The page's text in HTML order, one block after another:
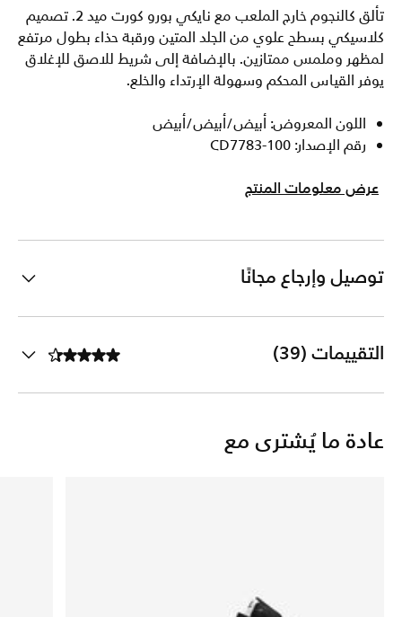
تألق كالنجوم خارج الملعب مع نايكي بورو كورت ميد 2. تصميم
كلاسيكي بسطح علوي من الجلد المتين ورقبة حذاء بطول مرتفع
لمظهر وملمس ممتازين. بالإضافة إلى شريط للاصق للإغلاق
يوفر القياس المحكم وسهولة الإرتداء والخلع.
اللون المعروض: أبيض/أبيض/أبيض
رقم الإصدار: CD7783-100
عرض معلومات المنتج
توصيل وإرجاع مجانًا
التقييمات (39)
عادة ما يُشترى مع